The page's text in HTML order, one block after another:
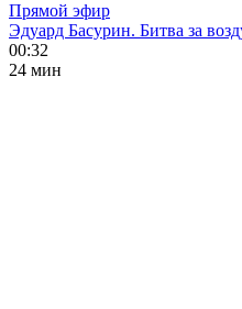
Прямой эфир
Эдуард Басурин. Битва за
00:32
24 мин